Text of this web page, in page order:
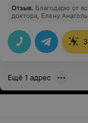
Отзыв. Благодарю от
доктора, Елену
за умелые руки, за
пациенту.
Ещё 1 адрес